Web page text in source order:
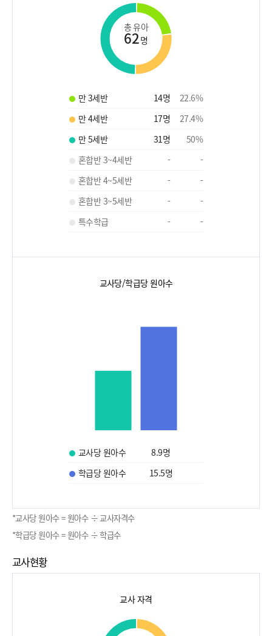
총 유아
62명
만 3세반 14명 22.6%
만 4세반
17명 27.4%
만 5세반
31명 50%
혼합반 3~4세반
-
-
혼합반 4~5세반
-
-
혼합반 3~5세반
-
-
특수학급
- -
교사당/학급당 원아수
교사당 원아수 8.9명
학급당 원아수
15.5명
*교사당 원아수 = 원아수 ÷ 교사자격수
*학급당 원아수 = 원아수 ÷ 학급수
교사현황
교사 자격